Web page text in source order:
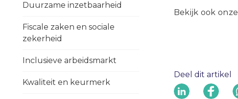
Duurzame inzetbaarheid
Fiscale zaken en sociale
zekerheid
Inclusieve arbeidsmarkt
Kwaliteit en keurmerk
Bekijk ook onze
Deel dit artikel